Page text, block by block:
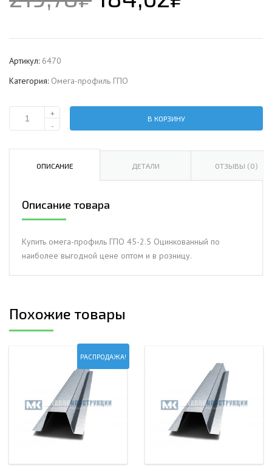
Артикул: 6470
Категория: Омега-профиль ГПО
Количество
профиль
Оцинкованный
+
-
В КОРЗИНУ
ОПИСАНИЕ ДЕТАЛИ ОТЗЫВЫ (0)
Описание товара
Купить омега-профиль ГПО 45-2.5 Оцинкованный по
наиболее выгодной цене оптом и в розницу.
Похожие товары
РАСПРОДАЖА!